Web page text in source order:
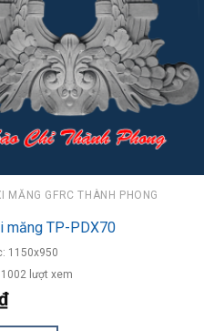
MĂNG GFRC THÀNH PHONG
măng TP-PDX70
1150x950
1002 lượt xem